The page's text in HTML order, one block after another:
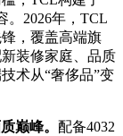
。2026年，TCL
锋，覆盖高端旗
装修家庭、品质
术从“奢侈品”变
巅峰。 配备4032